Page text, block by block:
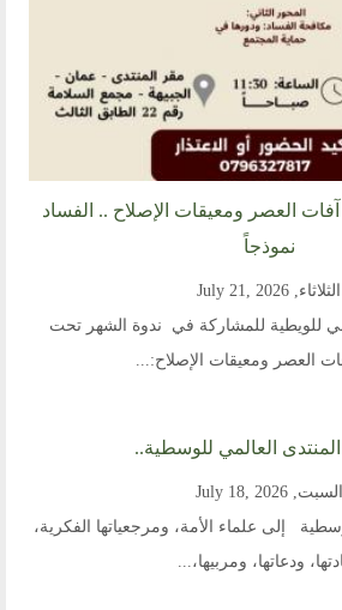
العصر ومعيقات الإصلاح .. الفساد
نموذجاً
الثلاثاء, July 21, 2026
للويطية للمشاركة في ندوة الشهر تحت
العصر ومعيقات الإصلاح:...
العالمي للوسطية..
السبت, July 18, 2026
إلى علماء الأمة، ومرجعياتها الفكرية،
ودعاتها، ومربيها،...